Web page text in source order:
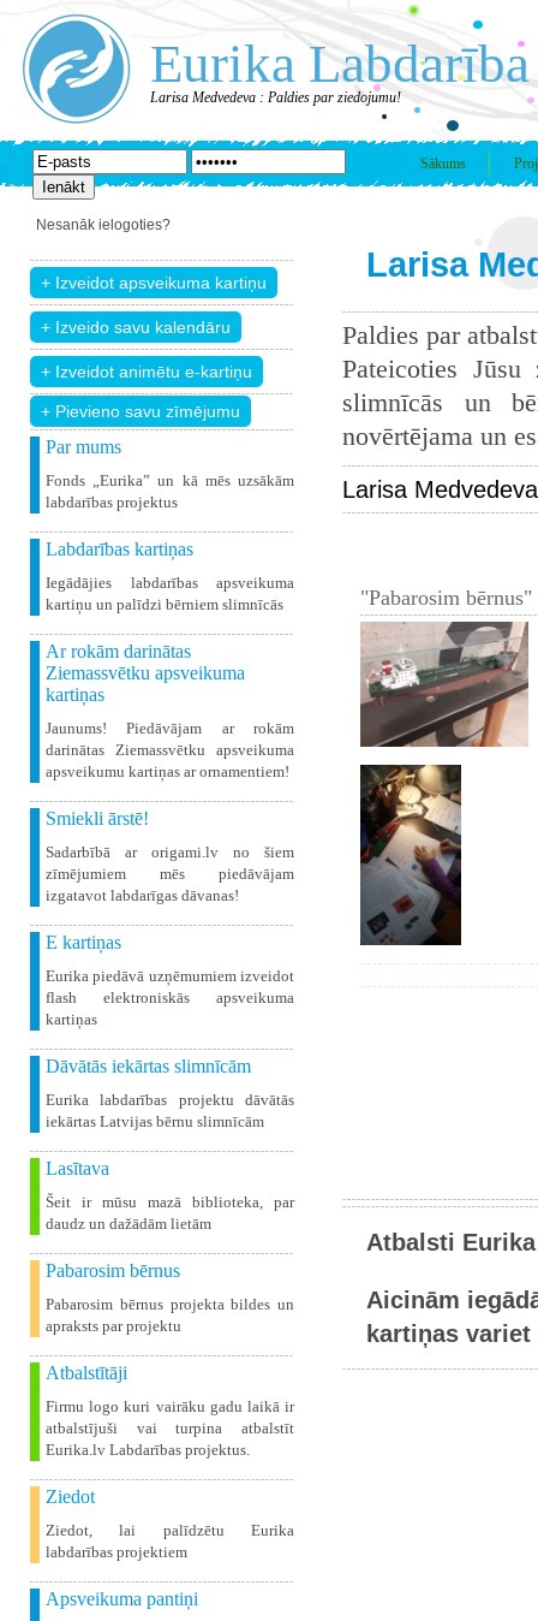
Eurika Labdarība
Larisa Medvedeva : Paldies par ziedojumu!
Sākums
Nesanāk ielogoties?
+ Pievieno savu zīmējumu
Par mums
Fonds „Eurika” un kā mēs uzsākām
labdarības projektus
Labdarības kartiņas
Iegādājies labdarības apsveikuma
kartiņu un palīdzi bērniem slimnīcās
Ar rokām darinātas
Ziemassvētku apsveikuma
kartiņas
Jaunums! Piedāvājam ar rokām
darinātas Ziemassvētku apsveikuma
apsveikumu kartiņas ar ornamentiem!
Smiekli ārstē!
Sadarbībā ar origami.lv no šiem
zīmējumiem mēs piedāvājam
izgatavot labdarīgas dāvanas!
E kartiņas
Eurika piedāvā uzņēmumiem izveidot
flash elektroniskās apsveikuma
kartiņas
Dāvātās iekārtas slimnīcām
Eurika labdarības projektu dāvātās
iekārtas Latvijas bērnu slimnīcām
Lasītava
Šeit ir mūsu mazā biblioteka, par
daudz un dažādām lietām
Pabarosim bērnus
Pabarosim bērnus projekta bildes un
apraksts par projektu
Atbalstītāji
Firmu logo kuri vairāku gadu laikā ir
atbalstījuši vai turpina atbalstīt
Eurika.lv Labdarības projektus.
Ziedot
Ziedot, lai palīdzētu Eurika
labdarības projektiem
Apsveikuma pantiņi
Larisa
Paldies par
Pateicoties
slimnīcās un
novērtējama un
Larisa
"Pabarosim
Atbalsti
Aicinām
kartiņas variet